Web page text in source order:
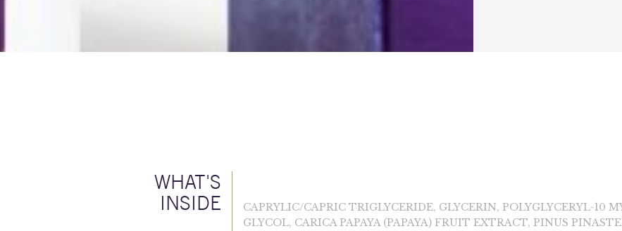
WHAT'S
INSIDE
CAPRYLIC/CAPRIC TRIGLYCERIDE, GLYCERIN, POLYGLYCERYL-10
GLYCOL, CARICA PAPAYA (PAPAYA) FRUIT EXTRACT, PINUS